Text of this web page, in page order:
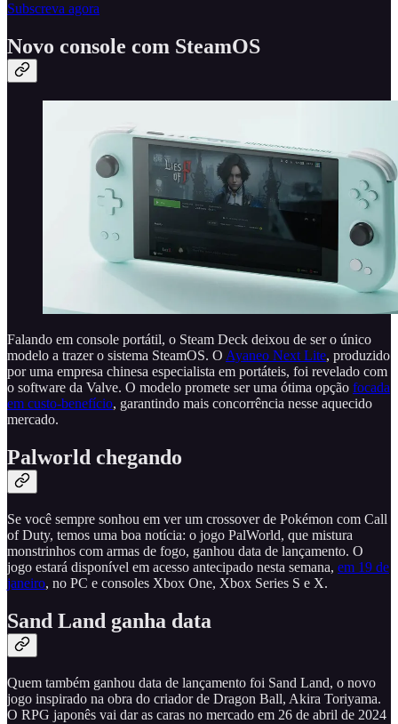
Subscreva agora
Novo console com SteamOS
Falando em console portátil, o Steam Deck deixou de ser o único
modelo a trazer o sistema SteamOS. O Ayaneo Next Lite, produzido
por uma empresa chinesa especialista em portáteis, foi revelado com
o software da Valve. O modelo promete ser uma ótima opção focada
em custo-benefício, garantindo mais concorrência nesse aquecido
mercado.
Palworld chegando
Se você sempre sonhou em ver um crossover de Pokémon com Call
of Duty, temos uma boa notícia: o jogo PalWorld, que mistura
monstrinhos com armas de fogo, ganhou data de lançamento. O
jogo estará disponível em acesso antecipado nesta semana, em 19 de
janeiro, no PC e consoles Xbox One, Xbox Series S e X.
Sand Land ganha data
Quem também ganhou data de lançamento foi Sand Land, o novo
jogo inspirado na obra do criador de Dragon Ball, Akira Toriyama.
O RPG japonês vai dar as caras no mercado em 26 de abril de 2024